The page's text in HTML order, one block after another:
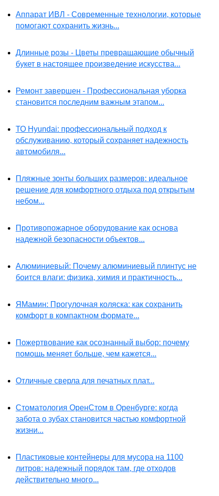
Аппарат ИВЛ - Современные технологии, которые
помогают сохранить жизнь...
Длинные розы - Цветы превращающие обычный
букет в настоящее произведение искусства...
Ремонт завершен - Профессиональная уборка
становится последним важным этапом...
ТО Hyundai: профессиональный подход к
обслуживанию, который сохраняет надежность
автомобиля...
Пляжные зонты больших размеров: идеальное
решение для комфортного отдыха под открытым
небом...
Противопожарное оборудование как основа
надежной безопасности объектов...
Алюминиевый: Почему алюминиевый плинтус не
боится влаги: физика, химия и практичность...
ЯМамин: Прогулочная коляска: как сохранить
комфорт в компактном формате...
Пожертвование как осознанный выбор: почему
помощь меняет больше, чем кажется...
Отличные сверла для печатных плат...
Стоматология ОренСтом в Оренбурге: когда
забота о зубах становится частью комфортной
жизни...
Пластиковые контейнеры для мусора на 1100
литров: надежный порядок там, где отходов
действительно много...